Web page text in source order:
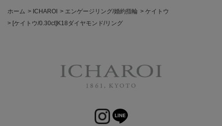
ホーム > ICHAROI > エンゲージリング/婚約指輪 > ケイトウ
> [ケイトウ/0.30ct]K18ダイヤモンド/リング